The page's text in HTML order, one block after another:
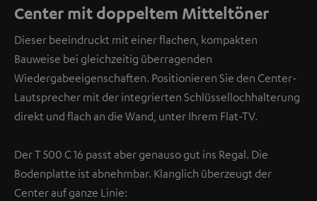
Center mit doppeltem Mitteltöner
Dieser beeindruckt mit einer flachen, kompakten
Bauweise bei gleichzeitig überragenden
Wiedergabeeigenschaften. Positionieren Sie den Center-
Lautsprecher mit der integrierten Schlüssellochhalterung
direkt und flach an die Wand, unter Ihrem Flat-TV.
Der T 500 C 16 passt aber genauso gut ins Regal. Die
Bodenplatte ist abnehmbar. Klanglich überzeugt der
Center auf ganze Linie: